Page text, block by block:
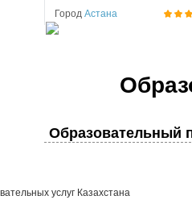
Город Астана
Образовательный
услуг Казахстана